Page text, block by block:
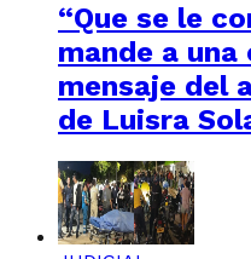
“Que se le
mande a
mensaje del
de Luisra